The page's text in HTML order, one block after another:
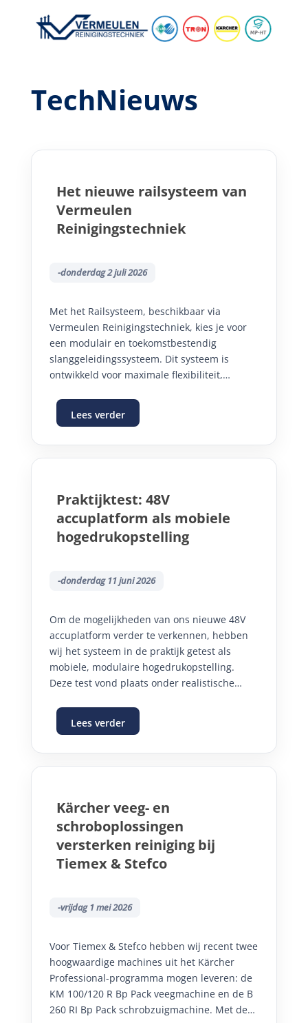
TechNieuws
Het nieuwe railsysteem van
Vermeulen
Reinigingstechniek
-donderdag 2 juli 2026
Met het Railsysteem, beschikbaar via
Vermeulen Reinigingstechniek, kies je voor
een modulair en toekomstbestendig
slanggeleidingssysteem. Dit systeem is
ontwikkeld voor maximale flexibiliteit,
professionele wasplaatsen en industriële
toepassingen.
Lees verder
Praktijktest: 48V
accuplatform als mobiele
hogedrukopstelling
-donderdag 11 juni 2026
Om de mogelijkheden van ons nieuwe 48V
accuplatform verder te verkennen, hebben
wij het systeem in de praktijk getest als
mobiele, modulaire hogedrukopstelling.
Deze test vond plaats onder realistische
prestaties en gebruiksgemak centraal
stonden.
Lees verder
Kärcher veeg- en
schroboplossingen
versterken reiniging bij
Tiemex & Stefco
-vrijdag 1 mei 2026
Voor Tiemex & Stefco hebben wij recent twee
hoogwaardige machines uit het Kärcher
Professional-programma mogen leveren: de
KM 100/120 R Bp Pack veegmachine en de B
260 RI Bp Pack schrobzuigmachine. Met deze